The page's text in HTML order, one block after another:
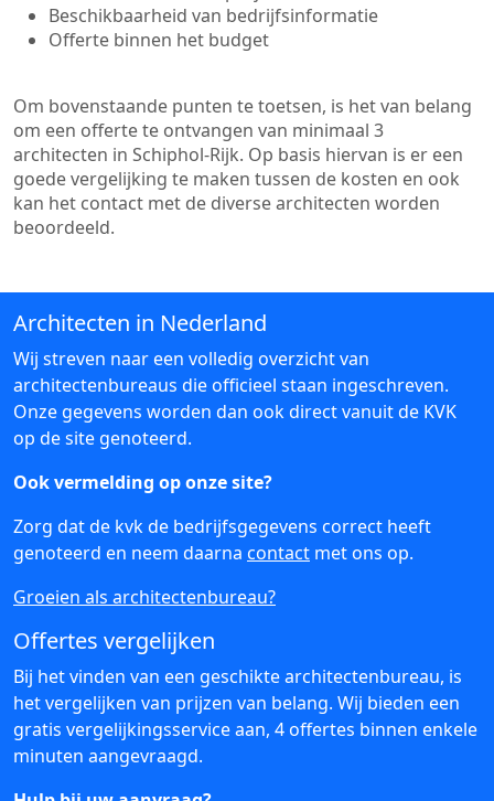
Beschikbaarheid van bedrijfsinformatie
Offerte binnen het budget
Om bovenstaande punten te toetsen, is het van belang
om een offerte te ontvangen van minimaal 3
architecten in Schiphol-Rijk. Op basis hiervan is er een
goede vergelijking te maken tussen de kosten en ook
kan het contact met de diverse architecten worden
beoordeeld.
Architecten in Nederland
Wij streven naar een volledig overzicht van
architectenbureaus die officieel staan ingeschreven.
Onze gegevens worden dan ook direct vanuit de KVK
op de site genoteerd.
Ook vermelding op onze site?
Zorg dat de kvk de bedrijfsgegevens correct heeft
genoteerd en neem daarna contact met ons op.
Groeien als architectenbureau?
Offertes vergelijken
Bij het vinden van een geschikte architectenbureau, is
het vergelijken van prijzen van belang. Wij bieden een
gratis vergelijkingsservice aan, 4 offertes binnen enkele
minuten aangevraagd.